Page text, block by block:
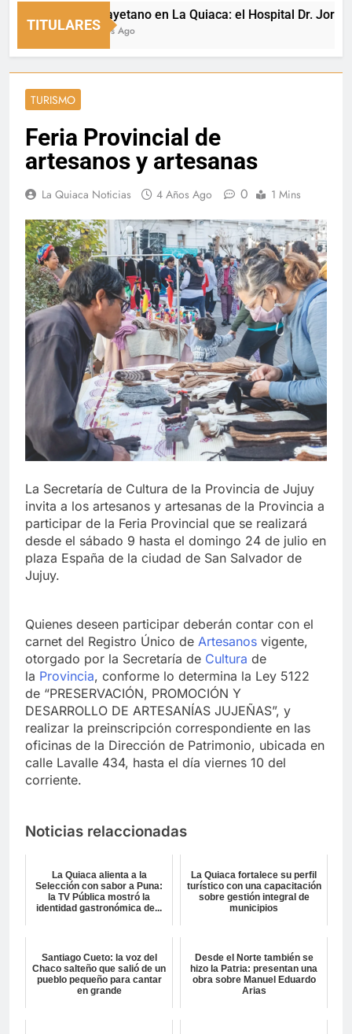
TITULARES
San Cayetano en La Quiaca: el Hospital Dr. Jorge
2 Minutos Ago
TURISMO
Feria Provincial de
artesanos y artesanas
La Quiaca Noticias 4 Años Ago 0 1 Mins
La Secretaría de Cultura de la Provincia de Jujuy
invita a los artesanos y artesanas de la Provincia a
participar de la Feria Provincial que se realizará
desde el sábado 9 hasta el domingo 24 de julio en
plaza España de la ciudad de San Salvador de
Jujuy.
Quienes deseen participar deberán contar con el
carnet del Registro Único de Artesanos vigente,
otorgado por la Secretaría de Cultura de
la Provincia, conforme lo determina la Ley 5122
de “PRESERVACIÓN, PROMOCIÓN Y
DESARROLLO DE ARTESANÍAS JUJEÑAS”, y
realizar la preinscripción correspondiente en las
oficinas de la Dirección de Patrimonio, ubicada en
calle Lavalle 434, hasta el día viernes 10 del
corriente.
Noticias relaccionadas
La Quiaca alienta a la
Selección con sabor a Puna:
la TV Pública mostró la
identidad gastronómica de...
La Quiaca fortalece su perfil
turístico con una capacitación
sobre gestión integral de
municipios
Santiago Cueto: la voz del
Chaco salteño que salió de un
pueblo pequeño para cantar
en grande
Desde el Norte también se
hizo la Patria: presentan una
obra sobre Manuel Eduardo
Arias